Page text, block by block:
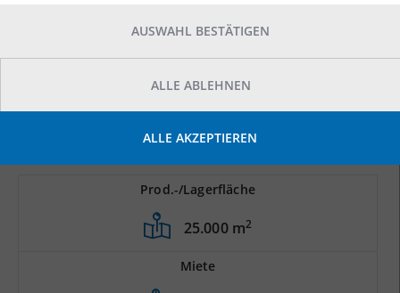
Prod.-/Lagerfläche
25.000 m2
Miete
AUSWAHL BESTÄTIGEN
ALLE ABLEHNEN
ALLE AKZEPTIEREN